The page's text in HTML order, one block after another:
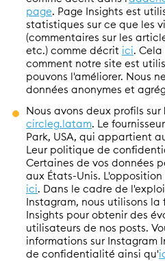
page. Page Insights est
statistiques sur ce que les
(commentaires sur les
etc.) comme décrit ici.
comment notre site est
pouvons l'améliorer. Nous
données anonymes et
Nous avons deux profils sur
circleg.latam. Le
Park, USA, qui appartient
Leur politique de
Certaines de vos données
aux États-Unis.
ici. Dans le cadre de
Instagram, nous utilisons
Insights pour obtenir des
utilisateurs de nos posts.
informations sur Instagram
de confidentialité ainsi qu'